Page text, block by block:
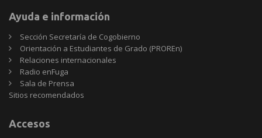
Ayuda e información
Sección Secretaría de Cogobierno
Orientación a Estudiantes de Grado (PROREn)
Relaciones internacionales
Radio enFuga
Sala de Prensa
Sitios
Sitios recomendados
Accesos